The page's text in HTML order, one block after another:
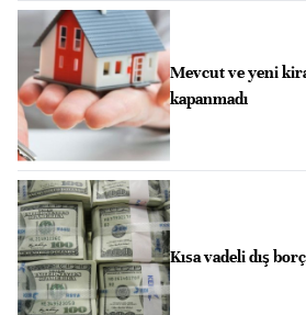
Mevcut ve yeni
kapanmadı
Kısa vadeli dış